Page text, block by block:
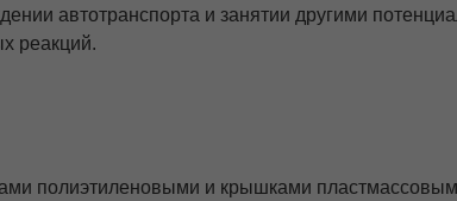
автотранспорта и занятии другими
реакций.
полиэтиленовыми и крышками